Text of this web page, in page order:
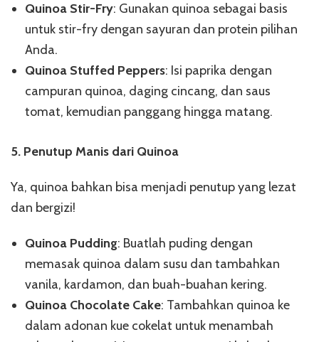
Quinoa Stir-Fry: Gunakan quinoa sebagai basis
untuk stir-fry dengan sayuran dan protein pilihan
Anda.
Quinoa Stuffed Peppers: Isi paprika dengan
campuran quinoa, daging cincang, dan saus
tomat, kemudian panggang hingga matang.
5. Penutup Manis dari Quinoa
Ya, quinoa bahkan bisa menjadi penutup yang lezat
dan bergizi!
Quinoa Pudding: Buatlah puding dengan
memasak quinoa dalam susu dan tambahkan
vanila, kardamon, dan buah-buahan kering.
Quinoa Chocolate Cake: Tambahkan quinoa ke
dalam adonan kue cokelat untuk menambah